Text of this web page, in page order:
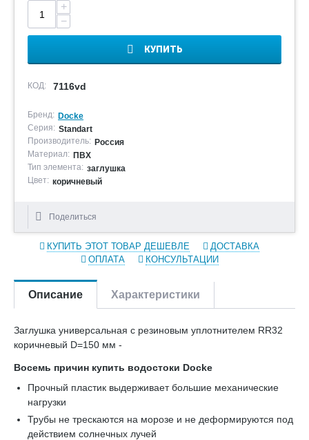
+
−
КУПИТЬ
КОД: 7116vd
Бренд: Docke
Серия: Standart
Производитель: Россия
Материал: ПВХ
Тип элемента: заглушка
Цвет: коричневый
Поделиться
КУПИТЬ ЭТОТ ТОВАР ДЕШЕВЛЕ
ДОСТАВКА
ОПЛАТА
КОНСУЛЬТАЦИИ
Описание Характеристики
Заглушка универсальная с резиновым уплотнителем RR32
коричневый D=150 мм -
Восемь причин купить водостоки Docke
Прочный пластик выдерживает большие механические
нагрузки
Трубы не трескаются на морозе и не деформируются под
действием солнечных лучей